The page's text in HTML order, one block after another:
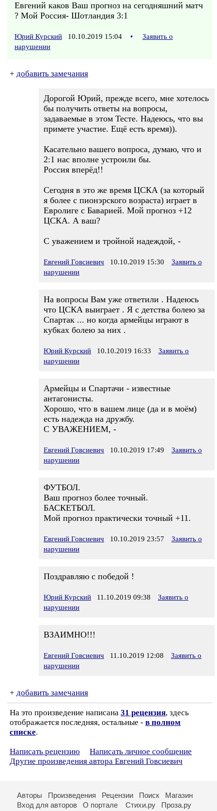
Евгений каков Ваш прогноз на сегодняшний матч
? Мой Россия- Шотландия 3:1
Юрий Курский 10.10.2019 15:04 •
Заявить о
нарушении
+ добавить замечания
Дорогой Юрий, прежде всего, мне хотелось
бы получить ответы на вопросы,
задаваемые в этом Тесте. Надеюсь, что вы
примете участие. Ещё есть время)).
Касательно вашего вопроса, думаю, что и
2:1 нас вполне устроили бы.
Россия вперёд!!
Сегодня в это же время ЦСКА (за который
я более с пионэрского возраста) играет в
Евролиге с Баварией. Мой прогноз +12
ЦСКА. А ваш?
С уважением и тройной надеждой, -
Евгений Говсиевич 10.10.2019 15:30
Заявить о
нарушении
На вопросы Вам уже ответили . Надеюсь
что ЦСКА выиграет . Я с детства болею за
Спартак ... но когда армейцы играют в
кубках болею за них .
Юрий Курский 10.10.2019 16:33
Заявить о
нарушении
Армейцы и Спартачи - известные
антагонисты.
Хорошо, что в вашем лице (да и в моём)
есть надежда на дружбу.
С УВАЖЕНИЕМ, -
Евгений Говсиевич 10.10.2019 17:49
Заявить о
нарушении
ФУТБОЛ.
Ваш прогноз более точный.
БАСКЕТБОЛ.
Мой прогноз практически точный +11.
Евгений Говсиевич 10.10.2019 23:57
Заявить о
нарушении
Поздравляю с победой !
Юрий Курский 11.10.2019 09:38
Заявить о
нарушении
ВЗАИМНО!!!
Евгений Говсиевич 11.10.2019 12:08
Заявить о
нарушении
+ добавить замечания
На это произведение написана 31 рецензия, здесь
отображается последняя, остальные - в полном
списке.
Написать рецензию
Написать личное сообщение
Другие произведения автора Евгений Говсиевич
Авторы Произведения Рецензии Поиск
Магазин
Вход для авторов
О портале Стихи.ру Проза.ру